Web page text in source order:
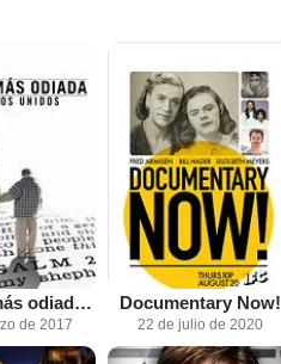
La mujer más odiada de Estados Unidos
de 2017
Documentary Now!
22 de julio de 2020